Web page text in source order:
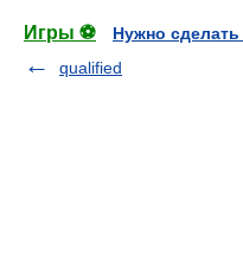
Игры ⚽
Нужно
qualified